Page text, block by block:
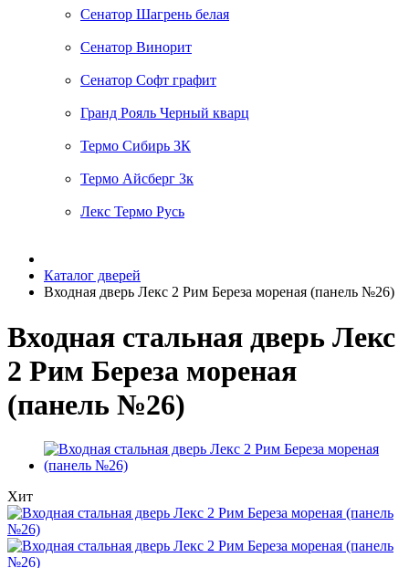
Сенатор Шагрень белая
Сенатор Винорит
Сенатор Софт графит
Гранд Рояль Черный кварц
Термо Сибирь 3К
Термо Айсберг 3к
Лекс Термо Русь
Каталог дверей
Входная дверь Лекс 2 Рим Береза мореная (панель №26)
Входная стальная дверь Лекс
2 Рим Береза мореная
(панель №26)
Хит